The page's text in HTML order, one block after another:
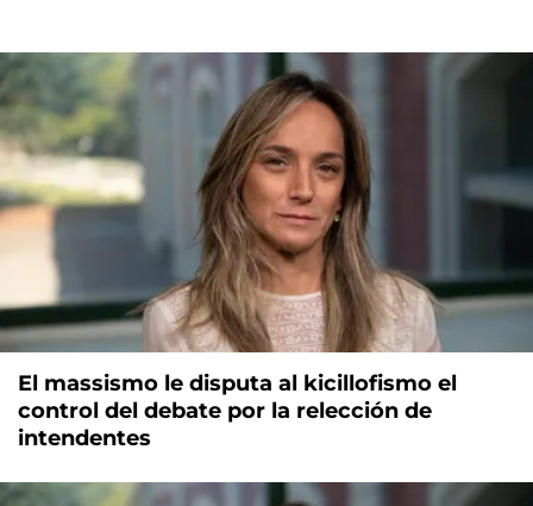
El massismo le disputa al kicillofismo el
control del debate por la relección de
intendentes